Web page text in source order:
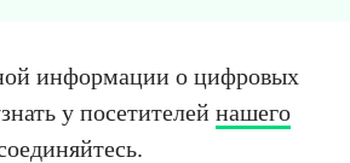
информации о цифровых
у посетителей нашего